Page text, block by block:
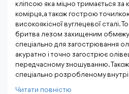
кліпсою яка міцно тримається за
комірця, а також гострою
високоякісної вуглецевої сталі.
бритва лезом захищеним
спеціально для загострювання
акуратно і точно загострює
передчасному зношуванню.
спеціально розробленому
Читати повнiстю